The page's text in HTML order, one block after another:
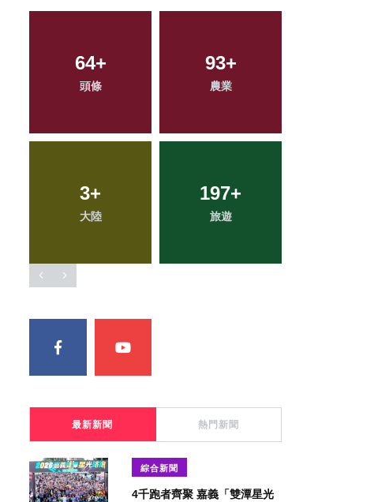
64+
頭條
93+
農業
3+
大陸
197+
旅遊
147+
專欄
294+
文教
865
綜合新聞
80+
宗教
最新新聞 熱門新聞
綜合新聞
4千跑者齊聚 嘉義「雙潭星光